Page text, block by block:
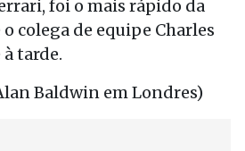
foi o mais rápido da
colega de equipe Charles
tarde.
Baldwin em Londres)